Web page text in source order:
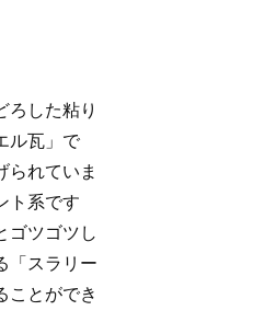
ろした粘り
ル瓦」で
れていま
ト系です
ゴツゴツし
「スラリー
ことができ